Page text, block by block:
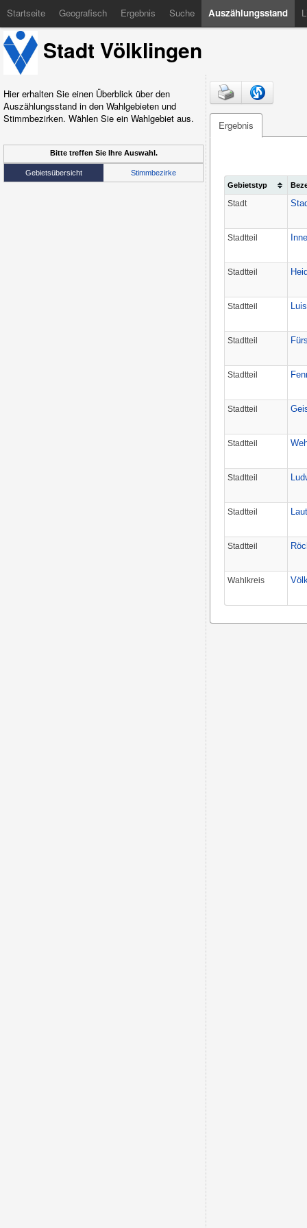
Startseite Geografisch Ergebnis Suche Auszählungsstand
Stadt Völklingen
Hier erhalten Sie einen Überblick über den
Auszählungsstand in den Wahlgebieten und
Stimmbezirken. Wählen Sie ein Wahlgebiet aus.
Bitte treffen Sie Ihre Auswahl.
Gebietsübersicht Stimmbezirke
Ergebnis
Gebietstyp
Stadt
Stadtteil
Stadtteil
Stadtteil
Stadtteil
Stadtteil
Stadtteil
Stadtteil
Stadtteil
Stadtteil
Stadtteil
Wahlkreis